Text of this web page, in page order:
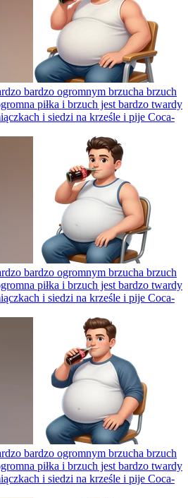
bardzo ogromnym brzucha brzuch
piłka i brzuch jest bardzo twardy
i siedzi na krześle i pije Coca-
bardzo ogromnym brzucha brzuch
piłka i brzuch jest bardzo twardy
i siedzi na krześle i pije Coca-
bardzo ogromnym brzucha brzuch
piłka i brzuch jest bardzo twardy
i siedzi na krześle i pije Coca-